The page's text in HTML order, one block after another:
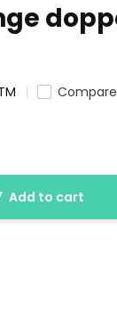
Compare
Add to cart